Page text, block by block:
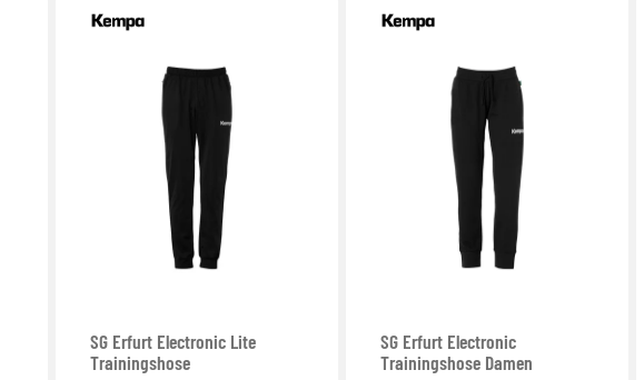
SG Erfurt Electronic Lite
Trainingshose
SG Erfurt Electronic
Trainingshose Damen